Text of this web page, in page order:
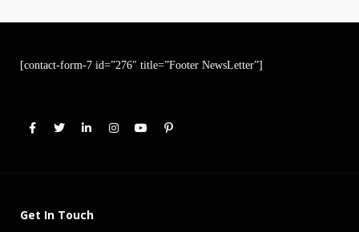
[contact-form-7 id=”276″ title=”Footer NewsLetter”]
Get In Touch